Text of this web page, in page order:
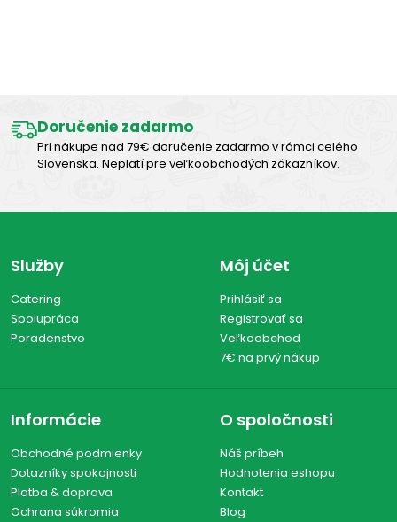
Doručenie zadarmo
Pri nákupe nad 79€ doručenie zadarmo v rámci celého
Slovenska. Neplatí pre veľkoobchodých zákazníkov.
Služby
Catering
Spolupráca
Poradenstvo
Môj účet
Prihlásiť sa
Registrovať sa
Veľkoobchod
7€ na prvý nákup
Informácie
Obchodné podmienky
Dotazníky spokojnosti
Platba & doprava
Ochrana súkromia
O spoločnosti
Náš príbeh
Hodnotenia eshopu
Kontakt
Blog